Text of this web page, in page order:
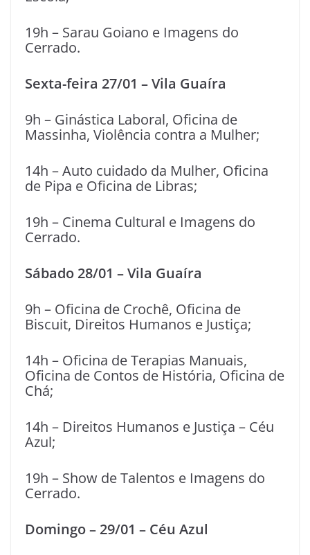
19h – Sarau Goiano e Imagens do
Cerrado.
Sexta-feira 27/01 – Vila Guaíra
9h – Ginástica Laboral, Oficina de
Massinha, Violência contra a Mulher;
14h – Auto cuidado da Mulher, Oficina
de Pipa e Oficina de Libras;
19h – Cinema Cultural e Imagens do
Cerrado.
Sábado 28/01 – Vila Guaíra
9h – Oficina de Crochê, Oficina de
Biscuit, Direitos Humanos e Justiça;
14h – Oficina de Terapias Manuais,
Oficina de Contos de História, Oficina de
Chá;
14h – Direitos Humanos e Justiça – Céu
Azul;
19h – Show de Talentos e Imagens do
Cerrado.
Domingo – 29/01 – Céu Azul